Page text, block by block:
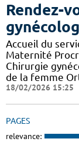
Rendez-
Accueil du
Maternité
Chirurgie
de la femme
18/02/2026 15:25
PAGES
relevance: